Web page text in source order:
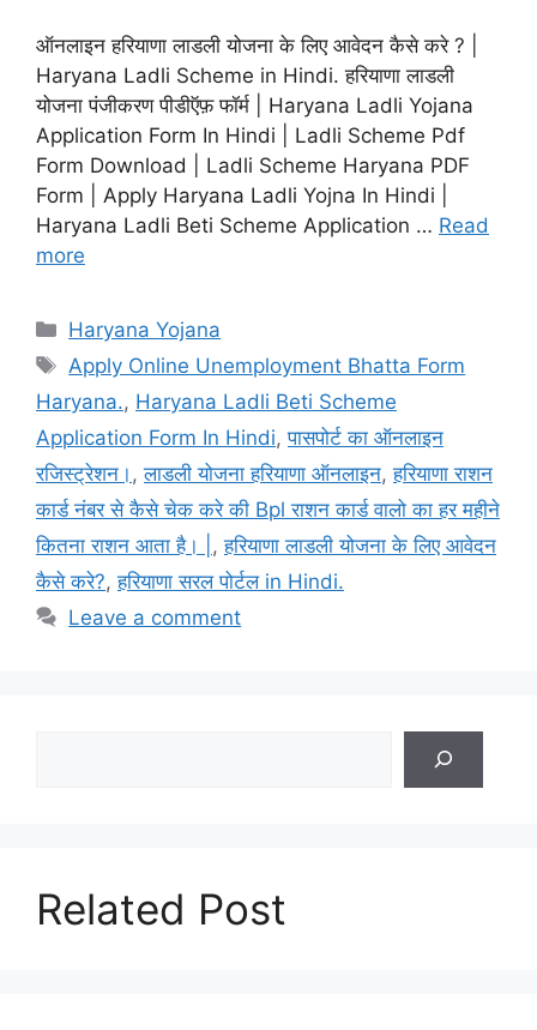
ऑनलाइन हरियाणा लाडली योजना के लिए आवेदन कैसे करे ? |
Haryana Ladli Scheme in Hindi. हरियाणा लाडली
योजना पंजीकरण पीडीऍफ़ फॉर्म | Haryana Ladli Yojana
Application Form In Hindi | Ladli Scheme Pdf
Form Download | Ladli Scheme Haryana PDF
Form | Apply Haryana Ladli Yojna In Hindi |
Haryana Ladli Beti Scheme Application … Read
more
Categories
Haryana Yojana
Tags
Apply Online Unemployment Bhatta Form
Haryana., Haryana Ladli Beti Scheme
Application Form In Hindi,पासपोर्ट का ऑनलाइन
रजिस्ट्रेशन। ,लाडली योजना हरियाणा ऑनलाइन,हरियाणा राशन
कार्ड नंबर से कैसे चेक करे की Bpl राशन कार्ड वालो का हर महीने
कितना राशन आता है। | ,हरियाणा लाडली योजना के लिए आवेदन
कैसे करे?,हरियाणा सरल पोर्टल in Hindi.
Leave a comment
Related Post